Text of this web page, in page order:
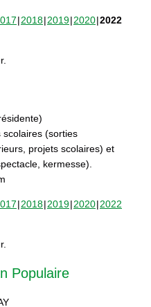
2018 2019 2020 2022
scolaires (sorties
projets scolaires) et
kermesse).
2018 2019 2020 2022
Populaire